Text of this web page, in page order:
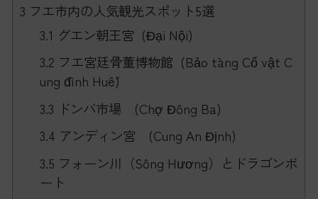
3 フエ市内の人気観光スポット5選
3.1 グエン朝王宮 (Đại Nội)
3.2 フエ宮廷骨董博物館 (Bảo tàng Cổ vật C
ung đình Huế)
3.3 ドンバ市場 (Chợ Đông Ba)
3.4 アンディン宮 (Cung An Định)
3.5 フォーン川（Sông Hương）とドラゴンボ
ート